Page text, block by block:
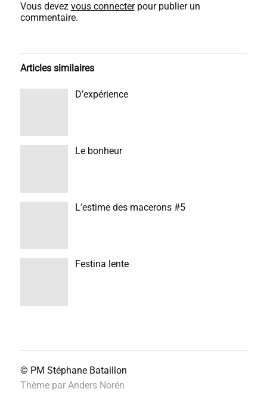
Vous devez vous connecterpour publier un
commentaire.
Articles similaires
D’expérience
Le bonheur
L’estime des macerons #5
Festina lente
© PM Stéphane Bataillon
Thème par Anders Norén